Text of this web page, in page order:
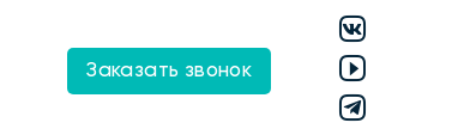
Заказать звонок